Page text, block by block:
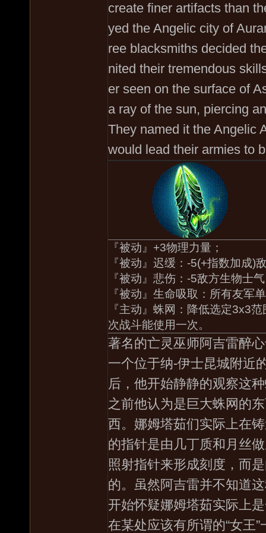
create finer artifacts than
yed the Angelic city of
ree blacksmiths decided
nited their tremendous
er seen on the surface of
a ray of the sun, piercing
They named it the Angelic
would lead their armies to
『被动』+3物理力量；
『被动』迟缓：-5(+指数加成)
『被动』悲伤：-5敌方生物士
『被动』生命吸取：所有友军
『主动』蛛网：降低选定3x3
次战斗能使用一次。
著名的亡灵巫师阿吉雷醉
一个位于纳-伊士昆城附近
后，他开始静静的观察这
之前他认为是巨大蛛网的
西。娜姆塔茹们实际上在
的指针是由几丁质和月丝
照射指针来形成刻度，而
的。虽然阿吉雷并不知道
开始怀疑娜姆塔茹实际上
在某处应该有所谓的“女王